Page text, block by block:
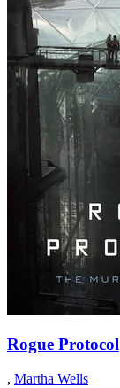
Rogue Protocol
, Martha Wells